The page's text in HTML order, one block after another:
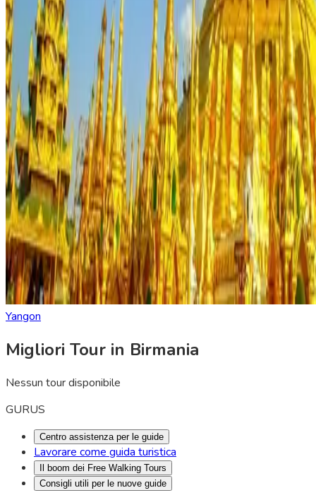
Yangon
Migliori Tour in Birmania
Nessun tour disponibile
GURUS
Centro assistenza per le guide
Lavorare come guida turistica
Il boom dei Free Walking Tours
Consigli utili per le nuove guide